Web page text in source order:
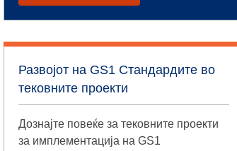
Развојот на GS1 Стандардите во
тековните проекти
Дознајте повеќе за тековните проекти
за имплементација на GS1